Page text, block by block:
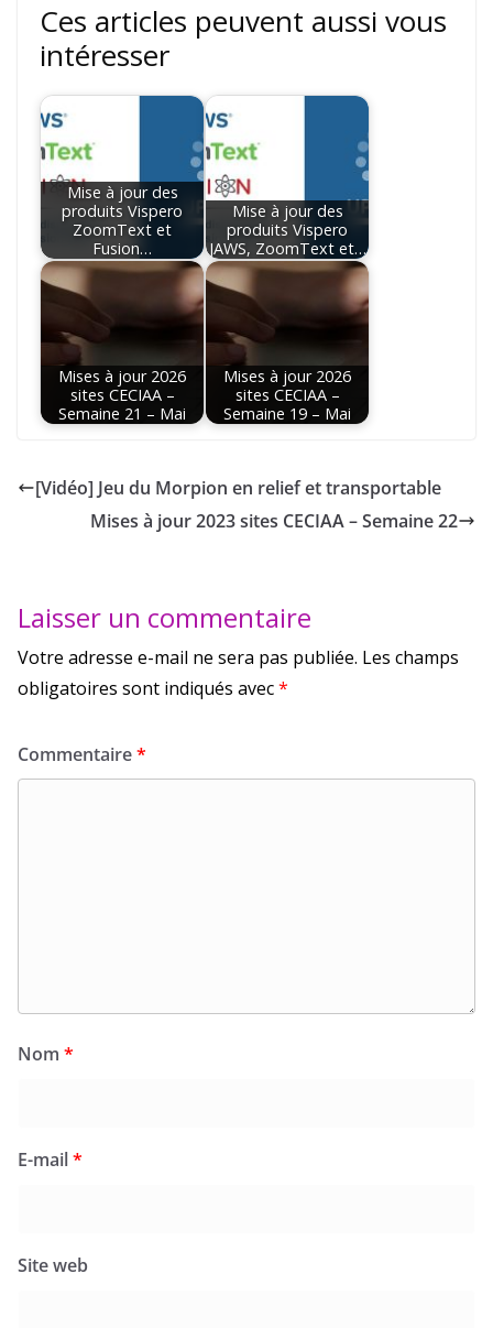
Ces articles peuvent aussi vous
intéresser
Mise à jour des
produits Vispero
ZoomText et
Fusion…
Mise à jour des
produits Vispero
JAWS, ZoomText et…
Mises à jour 2026
sites CECIAA –
Semaine 21 – Mai
Mises à jour 2026
sites CECIAA –
Semaine 19 – Mai
[Vidéo] Jeu du Morpion en relief et transportable
Mises à jour 2023 sites CECIAA – Semaine 22
Laisser un commentaire
Votre adresse e-mail ne sera pas publiée. Les champs
obligatoires sont indiqués avec*
Commentaire*
Nom *
E-mail*
Site web